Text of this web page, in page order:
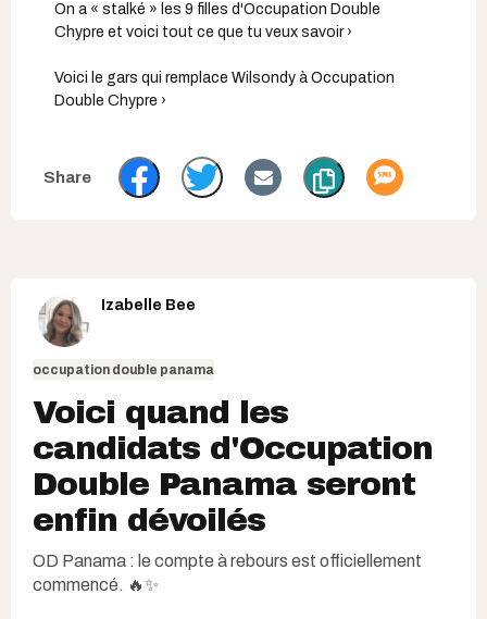
On a « stalké » les 9 filles d'Occupation Double
Chypre et voici tout ce que tu veux savoir ›
Voici le gars qui remplace Wilsondy à Occupation
Double Chypre ›
Izabelle Bee
occupation double panama
Voici quand les
candidats d'Occupation
Double Panama seront
enfin dévoilés
OD Panama : le compte à rebours est officiellement
commencé. 🔥✨